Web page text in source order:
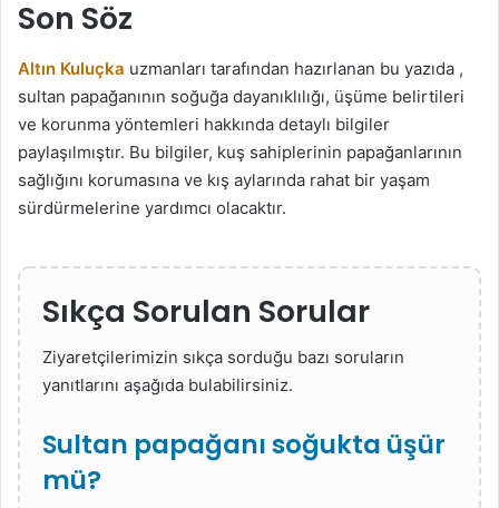
Son Söz
Altın Kuluçka uzmanları tarafından hazırlanan bu yazıda ,
sultan papağanının soğuğa dayanıklılığı, üşüme belirtileri
ve korunma yöntemleri hakkında detaylı bilgiler
paylaşılmıştır. Bu bilgiler, kuş sahiplerinin papağanlarının
sağlığını korumasına ve kış aylarında rahat bir yaşam
sürdürmelerine yardımcı olacaktır.
Sıkça Sorulan Sorular
Ziyaretçilerimizin sıkça sorduğu bazı soruların
yanıtlarını aşağıda bulabilirsiniz.
Sultan papağanı soğukta üşür
mü?